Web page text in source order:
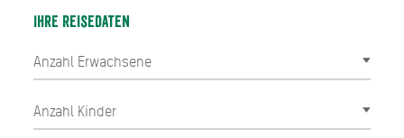
Ihre Reisedaten